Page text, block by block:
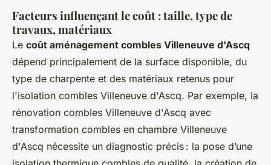
Facteurs influençant le coût : taille, type de
travaux, matériaux
Le coût aménagement combles Villeneuve d'Ascq
dépend principalement de la surface disponible, du
type de charpente et des matériaux retenus pour
l'isolation combles Villeneuve d'Ascq. Par exemple, la
rénovation combles Villeneuve d'Ascq avec
transformation combles en chambre Villeneuve
d'Ascq nécessite un diagnostic précis : la pose d’une